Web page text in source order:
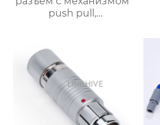
push pull,